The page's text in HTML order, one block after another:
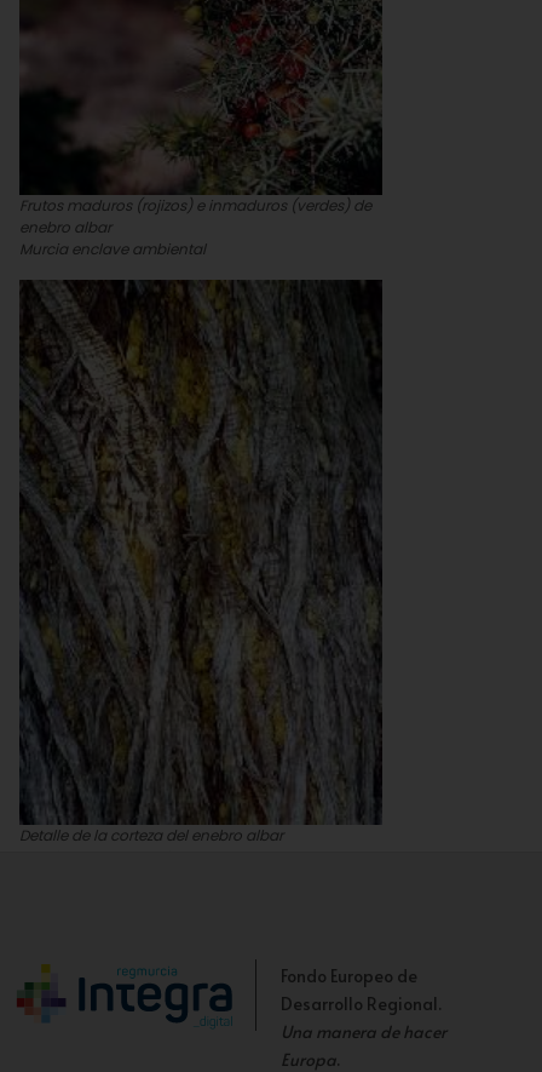
Frutos maduros (rojizos) e inmaduros (verdes) de
enebro albar
Murcia enclave ambiental
Detalle de la corteza del enebro albar
Fondo Europeo de
Desarrollo Regional.
Una manera de hacer
Europa.